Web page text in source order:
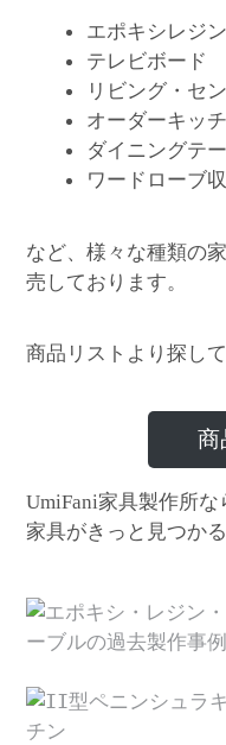
エポキシレジ
テレビボード
リビング・セ
オーダーキッ
ダイニングテ
ワードローブ
など、様々な種類の
売しております。
商品リストより探し
商
UmiFani家具製作所な
家具がきっと見つかる